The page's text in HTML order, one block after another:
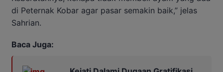
di Peternak Kobar agar pasar semakin baik,” jelas
Sahrian.
Baca Juga: